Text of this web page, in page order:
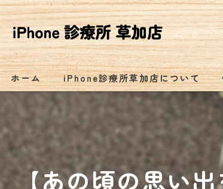
ホーム iPhone診療所草加店について
【あの頃の思い